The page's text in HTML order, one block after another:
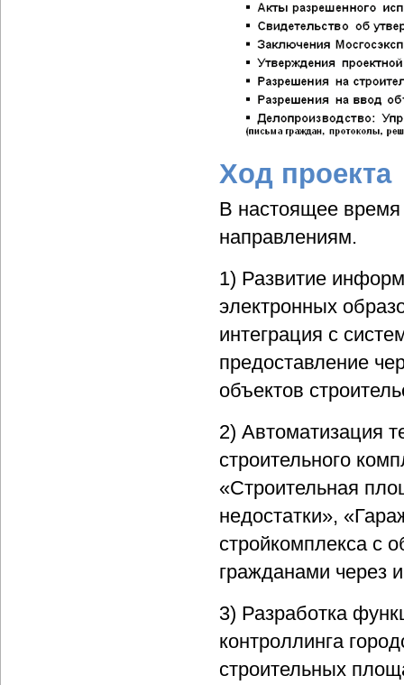
Ход проекта
В настоящее
направлениям.
1) Развитие
электронных
интеграция с
предоставление
объектов
2) Автоматизация
строительного
«Строительная
недостатки»,
стройкомплекса с
гражданами через
3) Разработка
контроллинга
строительных